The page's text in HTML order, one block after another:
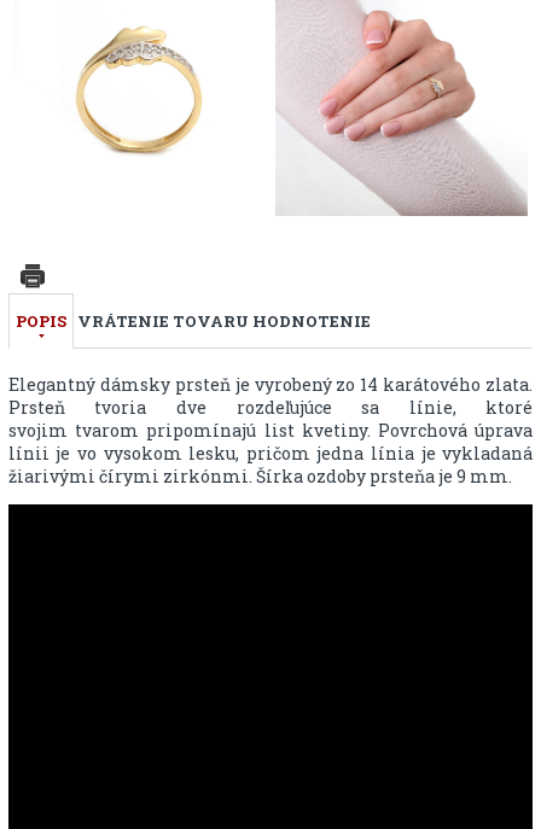
POPIS VRÁTENIE TOVARU HODNOTENIE
Elegantný dámsky prsteň je vyrobený zo 14 karátového zlata.
Prsteň tvoria dve rozdeľujúce sa línie, ktoré
svojim tvarom pripomínajú list kvetiny. Povrchová úprava
línii je vo vysokom lesku, pričom jedna línia je vykladaná
žiarivými čírymi zirkónmi. Šírka ozdoby prsteňa je 9 mm.